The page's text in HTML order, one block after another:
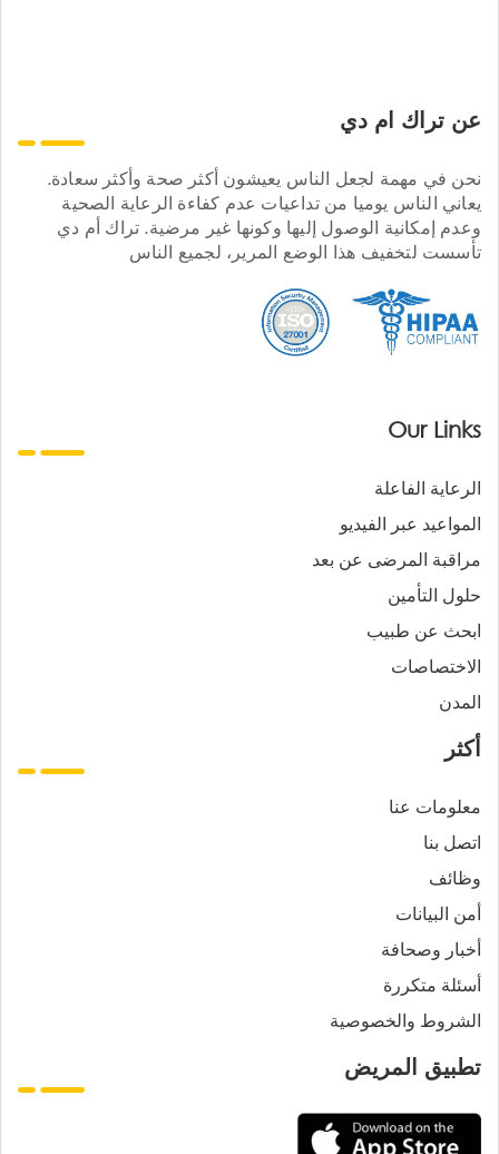
عن تراك ام دي
نحن في مهمة لجعل الناس يعيشون أكثر صحة وأكثر سعادة.
يعاني الناس يوميا من تداعيات عدم كفاءة الرعاية الصحية
وعدم إمكانية الوصول إليها وكونها غير مرضية. تراك أم دي
تأسست لتخفيف هذا الوضع المرير، لجميع الناس
Our Links
الرعاية الفاعلة
المواعيد عبر الفيديو
مراقبة المرضى عن بعد
حلول التأمين
ابحث عن طبيب
الاختصاصات
المدن
أكثر
معلومات عنا
اتصل بنا
وظائف
أمن البيانات
أخبار وصحافة
أسئلة متكررة
الشروط والخصوصية
تطبيق المريض